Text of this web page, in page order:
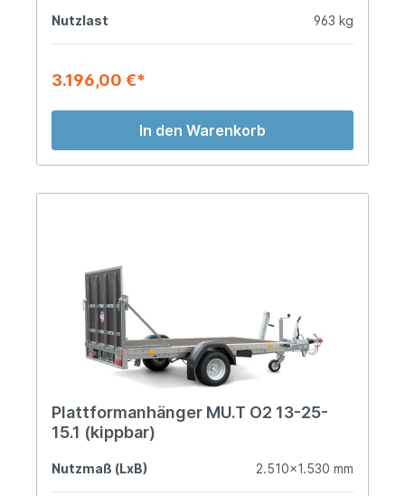
Nutzlast 963 kg
3.196,00 €*
In den Warenkorb
Plattformanhänger MU.T O2 13-25-
15.1 (kippbar)
Nutzmaß (LxB) 2.510x1.530 mm